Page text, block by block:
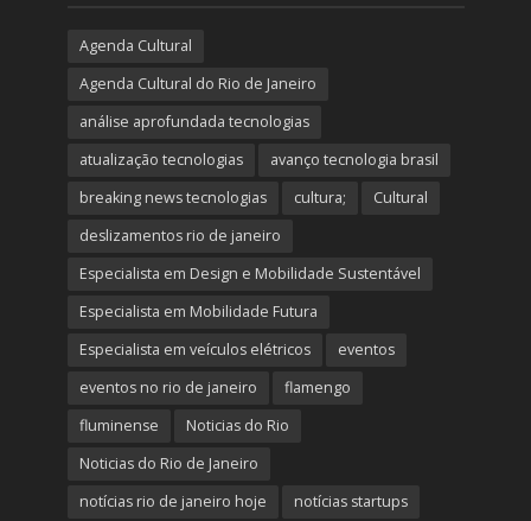
Agenda Cultural
Agenda Cultural do Rio de Janeiro
análise aprofundada tecnologias
atualização tecnologias
avanço tecnologia brasil
breaking news tecnologias
cultura;
Cultural
deslizamentos rio de janeiro
Especialista em Design e Mobilidade Sustentável
Especialista em Mobilidade Futura
Especialista em veículos elétricos
eventos
eventos no rio de janeiro
flamengo
fluminense
Noticias do Rio
Noticias do Rio de Janeiro
notícias rio de janeiro hoje
notícias startups